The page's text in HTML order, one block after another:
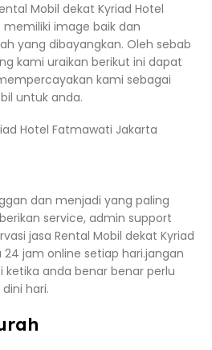
Mobil dekat Kyriad Hotel
image baik dan
yang dibayangkan. Oleh sebab
kami uraikan berikut ini dapat
kami sebagai
untuk anda.
dan menjadi yang paling
service, admin support
jasa Rental Mobil dekat Kyriad
jam online setiap hari.jangan
anda benar benar perlu
hari.